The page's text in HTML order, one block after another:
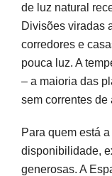
de luz natural
Divisões viradas
corredores e
pouca luz. A
– a maioria das
sem correntes de
Para quem está
disponibilidade,
generosas. A